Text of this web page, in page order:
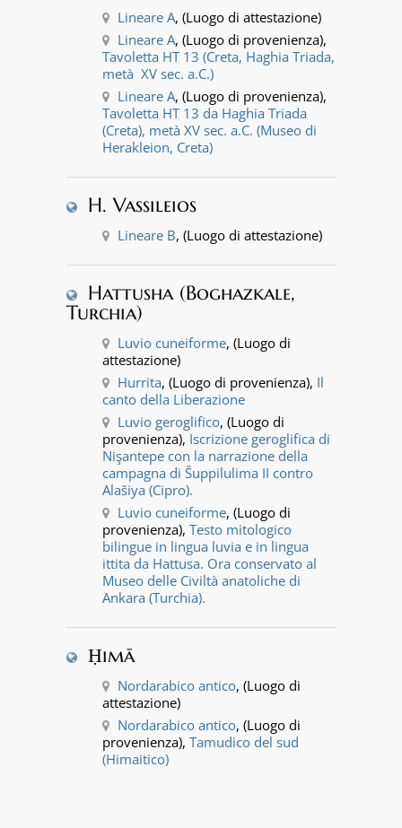
Lineare A, (Luogo di attestazione)
Lineare A, (Luogo di provenienza),
Tavoletta HT 13 (Creta, Haghia Triada,
metà XV sec. a.C.)
Lineare A, (Luogo di provenienza),
Tavoletta HT 13 da Haghia Triada
(Creta), metà XV sec. a.C. (Museo di
Herakleion, Creta)
H. Vassileios
Lineare B, (Luogo di attestazione)
Hattusha (Boghazkale,
Turchia)
Luvio cuneiforme, (Luogo di
attestazione)
Hurrita, (Luogo di provenienza), Il
canto della Liberazione
Luvio geroglifico, (Luogo di
provenienza), Iscrizione geroglifica di
Nişantepe con la narrazione della
campagna di Šuppilulima II contro
Alašiya (Cipro).
Luvio cuneiforme, (Luogo di
provenienza), Testo mitologico
bilingue in lingua luvia e in lingua
ittita da Hattusa. Ora conservato al
Museo delle Civiltà anatoliche di
Ankara (Turchia).
Ḥimā
Nordarabico antico, (Luogo di
attestazione)
Nordarabico antico, (Luogo di
provenienza), Tamudico del sud
(Himaitico)